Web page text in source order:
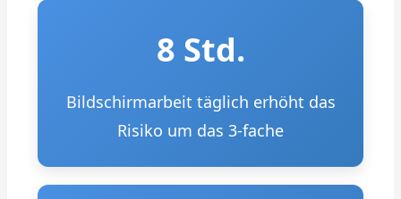
8 Std.
Bildschirmarbeit täglich erhöht das
Risiko um das 3-fache